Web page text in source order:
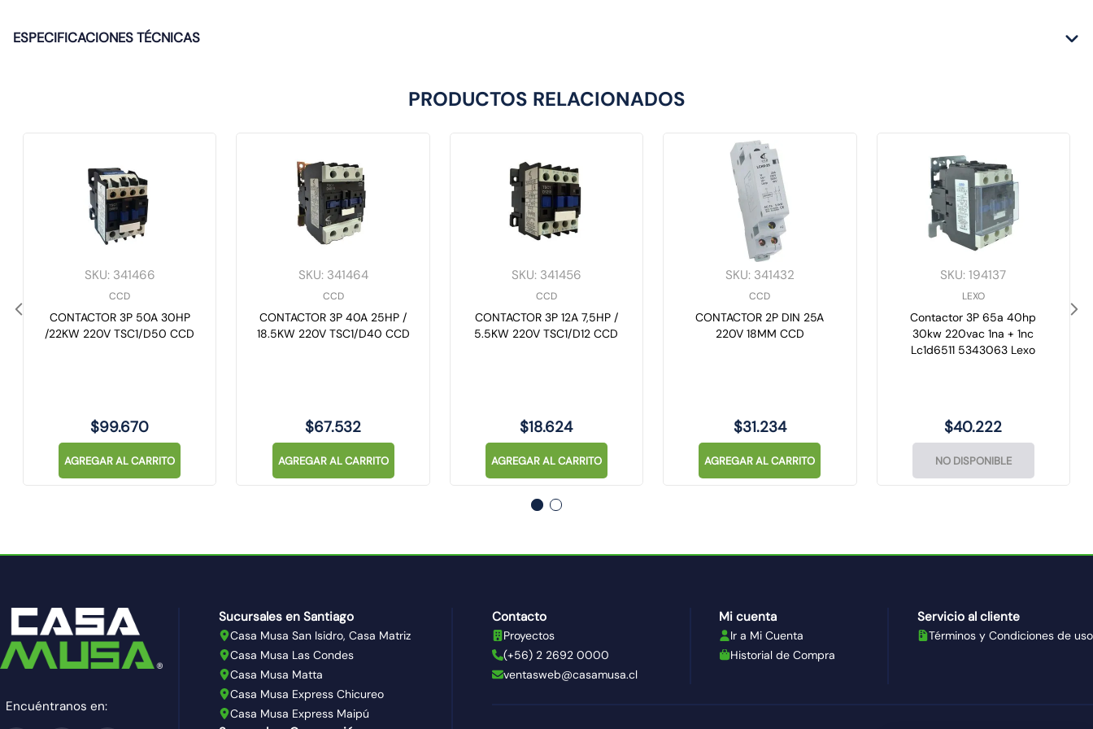
ESPECIFICACIONES TÉCNICAS
PRODUCTOS RELACIONADOS
SKU: 341466
CCD
CONTACTOR 3P 50A 30HP
/22KW 220V TSC1/D50 CCD
$99.670
AGREGAR AL CARRITO
SKU: 341464
CCD
CONTACTOR 3P 40A 25HP /
18.5KW 220V TSC1/D40 CCD
$67.532
AGREGAR AL CARRITO
SKU: 341456
CCD
CONTACTOR 3P 12A 7,5HP /
5.5KW 220V TSC1/D12 CCD
$18.624
AGREGAR AL CARRITO
SKU: 341432
CCD
CONTACTOR 2P DIN 25A
220V 18MM CCD
$31.234
AGREGAR AL CARRITO
SKU:194137
LEXO
Contactor 3P 65a 40hp
30kw 220vac 1na + 1nc
Lc1d6511 5343063 Lexo
$40.222
NO DISPONIBLE
Encuéntranos en:
Sucursales en Santiago
Casa Musa San Isidro, Casa Matriz
Casa Musa Las Condes
Casa Musa Matta
Casa Musa Express Chicureo
Casa Musa Express Maipú
Contacto
Proyectos
(+56) 2 2692 0000
ventasweb@casamusa.cl
Mi cuenta
Ir a Mi Cuenta
Historial de Compra
Servicio al cliente
Términos y Condiciones de uso